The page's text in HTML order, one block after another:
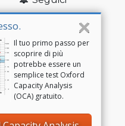
Il tuo primo passo per
scoprire di più
potrebbe essere un
semplice test Oxford
Capacity Analysis
(OCA) gratuito.
Scientologists
di utilizzo•Informazioni legali